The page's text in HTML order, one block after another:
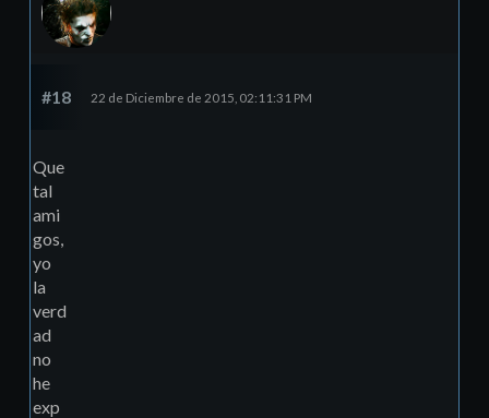
#18 22 de Diciembre de 2015, 02:11:31 PM
Que
tal
ami
gos,
yo
la
verd
ad
no
he
exp